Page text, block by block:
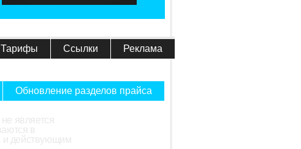
Тарифы Ссылки Реклама
Обновление разделов прайса